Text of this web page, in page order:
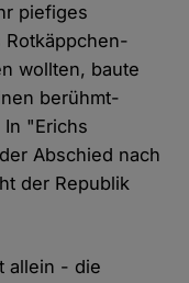
piefiges
Rotkäppchen-
wollten, baute
berühmt-
"Erichs
Abschied nach
der Republik
allein - die